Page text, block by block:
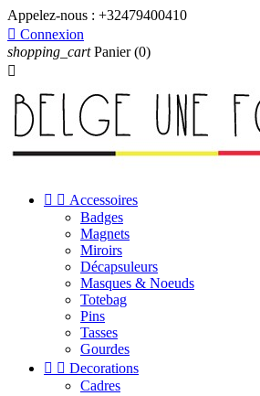
Appelez-nous : +32479400410
 Connexion
shopping_cart Panier (0)

  Accessoires
Badges
Magnets
Miroirs
Décapsuleurs
Masques & Noeuds
Totebag
Pins
Tasses
Gourdes
  Decorations
Cadres